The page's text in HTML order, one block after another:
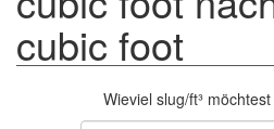
cubic foot
Wieviel slug/ft³